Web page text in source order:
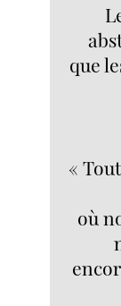
que
«
où